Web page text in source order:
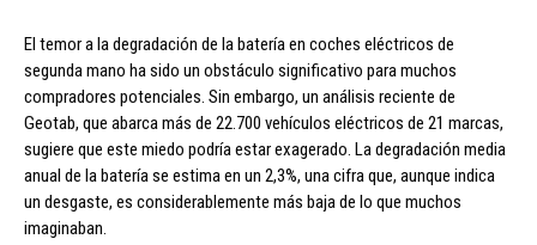
El temor a la degradación de la batería en coches eléctricos de
segunda mano ha sido un obstáculo significativo para muchos
compradores potenciales. Sin embargo, un análisis reciente de
Geotab, que abarca más de 22.700 vehículos eléctricos de 21 marcas,
sugiere que este miedo podría estar exagerado. La degradación media
anual de la batería se estima en un 2,3%, una cifra que, aunque indica
un desgaste, es considerablemente más baja de lo que muchos
imaginaban.